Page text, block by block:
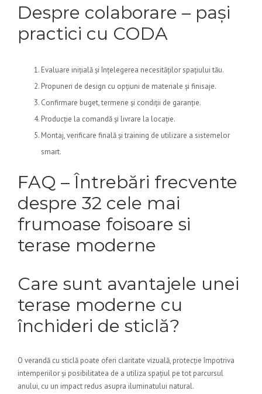
Despre colaborare – pași
practici cu CODA
Evaluare inițială și înțelegerea necesităților spațiului tău.
Propuneri de design cu opțiuni de materiale și finisaje.
Confirmare buget, termene și condiții de garanție.
Producție la comandă și livrare la locație.
Montaj, verificare finală și training de utilizare a sistemelor
smart.
FAQ – Întrebări frecvente
despre 32 cele mai
frumoase foisoare si
terase moderne
Care sunt avantajele unei
terase moderne cu
închideri de sticlă?
O verandă cu sticlă poate oferi claritate vizuală, protecție împotriva
intemperiilor și posibilitatea de a utiliza spațiul pe tot parcursul
anului, cu un impact redus asupra iluminatului natural.